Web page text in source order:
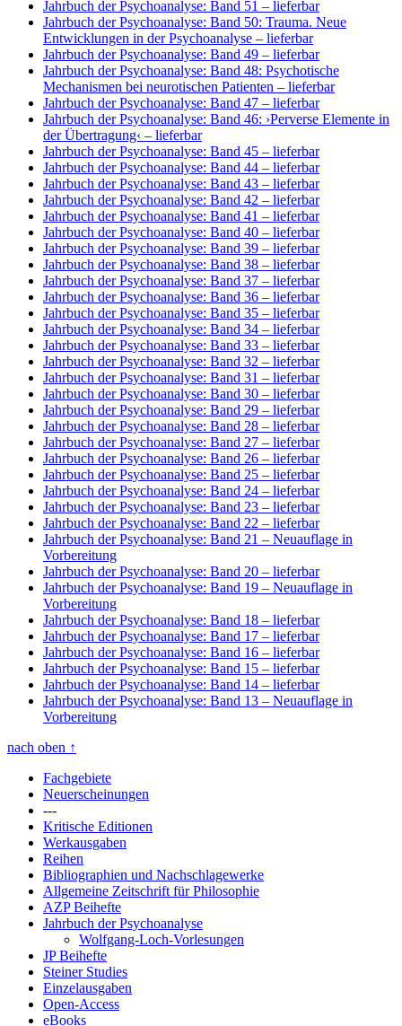
Jahrbuch der Psychoanalyse: Band 51 – lieferbar
Jahrbuch der Psychoanalyse: Band 50: Trauma. Neue
Entwicklungen in der Psychoanalyse – lieferbar
Jahrbuch der Psychoanalyse: Band 49 – lieferbar
Jahrbuch der Psychoanalyse: Band 48: Psychotische
Mechanismen bei neurotischen Patienten – lieferbar
Jahrbuch der Psychoanalyse: Band 47 – lieferbar
Jahrbuch der Psychoanalyse: Band 46: ›Perverse Elemente in
der Übertragung‹ – lieferbar
Jahrbuch der Psychoanalyse: Band 45 – lieferbar
Jahrbuch der Psychoanalyse: Band 44 – lieferbar
Jahrbuch der Psychoanalyse: Band 43 – lieferbar
Jahrbuch der Psychoanalyse: Band 42 – lieferbar
Jahrbuch der Psychoanalyse: Band 41 – lieferbar
Jahrbuch der Psychoanalyse: Band 40 – lieferbar
Jahrbuch der Psychoanalyse: Band 39 – lieferbar
Jahrbuch der Psychoanalyse: Band 38 – lieferbar
Jahrbuch der Psychoanalyse: Band 37 – lieferbar
Jahrbuch der Psychoanalyse: Band 36 – lieferbar
Jahrbuch der Psychoanalyse: Band 35 – lieferbar
Jahrbuch der Psychoanalyse: Band 34 – lieferbar
Jahrbuch der Psychoanalyse: Band 33 – lieferbar
Jahrbuch der Psychoanalyse: Band 32 – lieferbar
Jahrbuch der Psychoanalyse: Band 31 – lieferbar
Jahrbuch der Psychoanalyse: Band 30 – lieferbar
Jahrbuch der Psychoanalyse: Band 29 – lieferbar
Jahrbuch der Psychoanalyse: Band 28 – lieferbar
Jahrbuch der Psychoanalyse: Band 27 – lieferbar
Jahrbuch der Psychoanalyse: Band 26 – lieferbar
Jahrbuch der Psychoanalyse: Band 25 – lieferbar
Jahrbuch der Psychoanalyse: Band 24 – lieferbar
Jahrbuch der Psychoanalyse: Band 23 – lieferbar
Jahrbuch der Psychoanalyse: Band 22 – lieferbar
Jahrbuch der Psychoanalyse: Band 21 – Neuauflage in
Vorbereitung
Jahrbuch der Psychoanalyse: Band 20 – lieferbar
Jahrbuch der Psychoanalyse: Band 19 – Neuauflage in
Vorbereitung
Jahrbuch der Psychoanalyse: Band 18 – lieferbar
Jahrbuch der Psychoanalyse: Band 17 – lieferbar
Jahrbuch der Psychoanalyse: Band 16 – lieferbar
Jahrbuch der Psychoanalyse: Band 15 – lieferbar
Jahrbuch der Psychoanalyse: Band 14 – lieferbar
Jahrbuch der Psychoanalyse: Band 13 – Neuauflage in
Vorbereitung
nach oben ↑
Fachgebiete
Neuerscheinungen
---
Kritische Editionen
Werkausgaben
Reihen
Bibliographien und Nachschlagewerke
Allgemeine Zeitschrift für Philosophie
AZP Beihefte
Jahrbuch der Psychoanalyse
Wolfgang-Loch-Vorlesungen
JP Beihefte
Steiner Studies
Einzelausgaben
Open-Access
eBooks